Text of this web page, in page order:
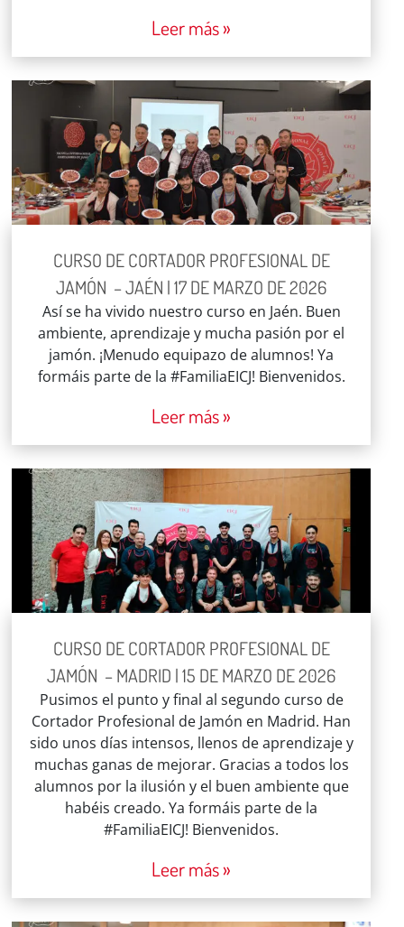
Leer más »
CURSO DE CORTADOR PROFESIONAL DE
JAMÓN – JAÉN | 17 DE MARZO DE 2026
Así se ha vivido nuestro curso en Jaén. Buen
ambiente, aprendizaje y mucha pasión por el
jamón. ¡Menudo equipazo de alumnos! Ya
formáis parte de la #FamiliaEICJ! Bienvenidos.
Leer más »
CURSO DE CORTADOR PROFESIONAL DE
JAMÓN – MADRID | 15 DE MARZO DE 2026
Pusimos el punto y final al segundo curso de
Cortador Profesional de Jamón en Madrid. Han
sido unos días intensos, llenos de aprendizaje y
muchas ganas de mejorar. Gracias a todos los
alumnos por la ilusión y el buen ambiente que
habéis creado. Ya formáis parte de la
#FamiliaEICJ! Bienvenidos.
Leer más »